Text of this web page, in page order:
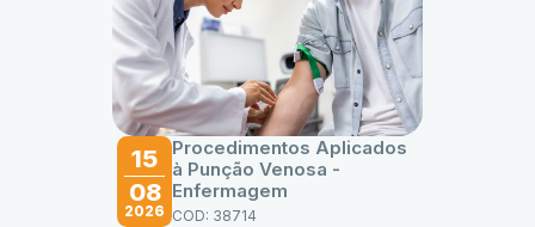
15
08
2026
Procedimentos Aplicados
à Punção Venosa -
Enfermagem
COD: 38714